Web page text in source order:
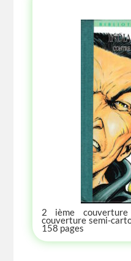
2 ième
couverture semi-
158 pages